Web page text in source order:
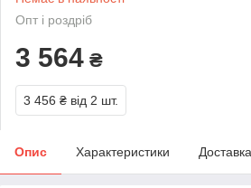
Опт і роздріб
3 564 ₴
3 456 ₴ від 2 шт.
Опис Характеристики Доставка